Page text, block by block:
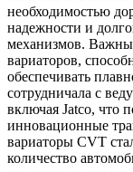
необходимостью
надежности и
механизмов.
вариаторов,
обеспечивать
сотрудничала с
включая Jatco, что
инновационные
вариаторы CVT
количество